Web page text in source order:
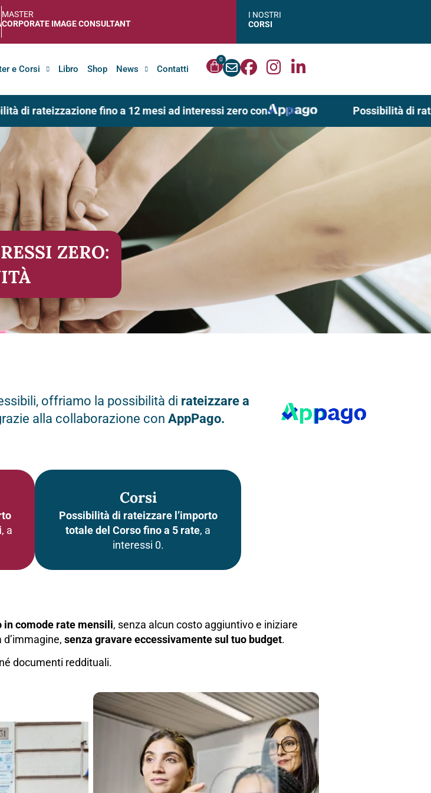
MASTER
CORPORATE IMAGE CONSULTANT
I NOSTRI
CORSI
e Corsi Libro Shop News Contatti
0
di rateizzazione fino a 12 mesi ad interessi zero con Possibilità di
ZERO:
offriamo la possibilità di rateizzare a
alla collaborazione con AppPago.
, a
Corsi
Possibilità di rateizzare l’importo
totale del Corso fino a 5 rate, a
interessi 0.
in comode rate mensili, senza alcun costo aggiuntivo e iniziare
senza gravare eccessivamente sul tuo budget.
documenti reddituali.